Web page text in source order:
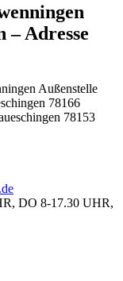
– Adresse
Außenstelle
78166
78153
DO 8-17.30 UHR,